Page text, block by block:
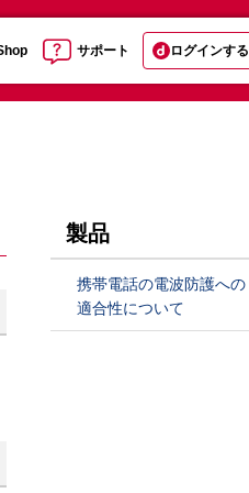
サポート ログインする
製品
携帯電話の電波防護への
適合性について